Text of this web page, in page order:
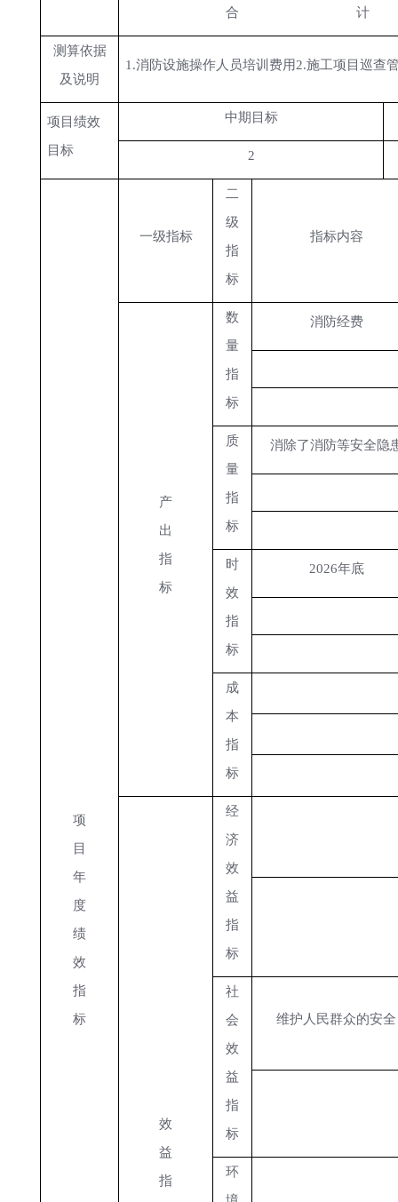
合 计
测算依据
及说明
1.消防设施操作人员培训费用2.施工项目巡查
项目绩效
目标
中期目标
2
项
目
年
度
绩
效
指
标
一级指标
二
级
指
标
指标内容
产
出
指
标
数
量
指
标
消防经费
质
量
指
标
消除了消防等安全隐
时
效
指
标
2026年底
成
本
指
标
效
益
指
经
济
效
益
指
标
社
会
效
益
指
标
维护人民群众的安全
环